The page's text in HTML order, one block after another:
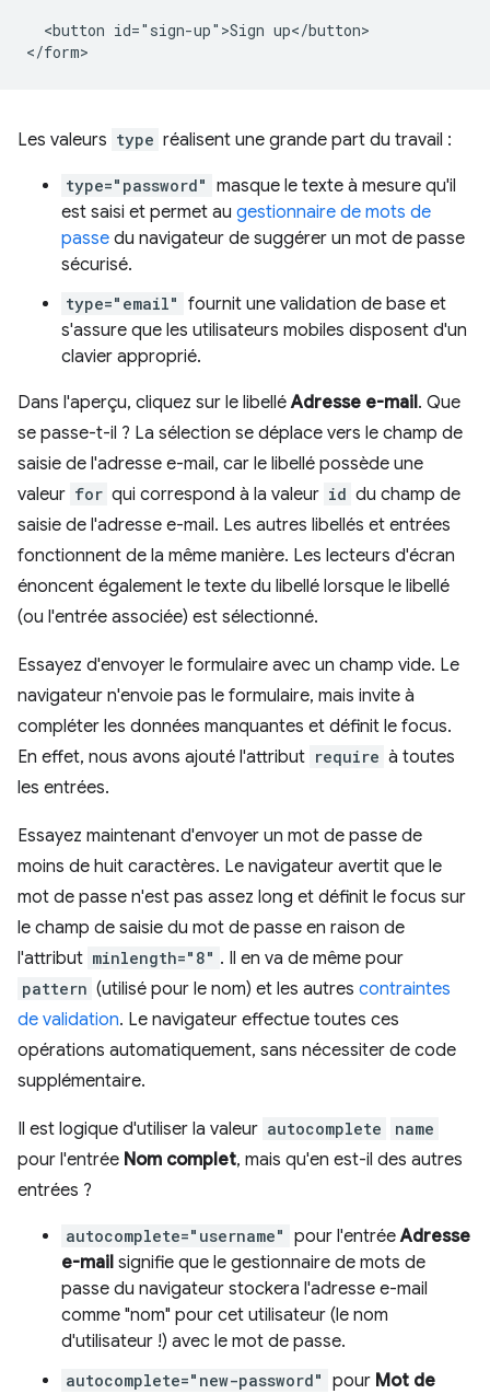
  <button id="sign-up">Sign up</button>
Les valeurs type réalisent une grande part du travail :
type="password" masque le texte à mesure qu'il
est saisi et permet au gestionnaire de mots de
passe du navigateur de suggérer un mot de passe
sécurisé.
type="email" fournit une validation de base et
s'assure que les utilisateurs mobiles disposent d'un
clavier approprié.
Dans l'aperçu, cliquez sur le libelléAdresse e-mail. Que
se passe-t-il ? La sélection se déplace vers le champ de
saisie de l'adresse e-mail, car le libellé possède une
valeur for qui correspond à la valeur id du champ de
saisie de l'adresse e-mail. Les autres libellés et entrées
fonctionnent de la même manière. Les lecteurs d'écran
énoncent également le texte du libellé lorsque le libellé
(ou l'entrée associée) est sélectionné.
Essayez d'envoyer le formulaire avec un champ vide. Le
navigateur n'envoie pas le formulaire, mais invite à
compléter les données manquantes et définit le focus.
En effet, nous avons ajouté l'attribut require à toutes
les entrées.
Essayez maintenant d'envoyer un mot de passe de
moins de huit caractères. Le navigateur avertit que le
mot de passe n'est pas assez long et définit le focus sur
le champ de saisie du mot de passe en raison de
l'attribut minlength="8" . Il en va de même pour
pattern (utilisé pour le nom) et les autres contraintes
de validation. Le navigateur effectue toutes ces
opérations automatiquement, sans nécessiter de code
supplémentaire.
Il est logique d'utiliser la valeur autocomplete name
pour l'entrée Nom complet, mais qu'en est-il des autres
entrées ?
autocomplete="username" pour l'entréeAdresse
e-mail signifie que le gestionnaire de mots de
passe du navigateur stockera l'adresse e-mail
comme "nom" pour cet utilisateur (le nom
d'utilisateur !) avec le mot de passe.
autocomplete="new-password" pour Mot de